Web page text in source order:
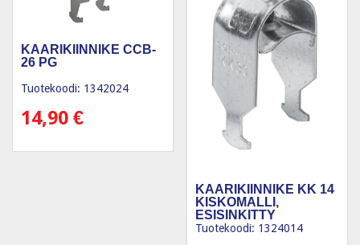
KAARIKIINNIKE CCB-
26 PG
Tuotekoodi: 1342024
14,90 €
KAARIKIINNIKE KK 14
KISKOMALLI,
ESISINKITTY
Tuotekoodi: 1324014